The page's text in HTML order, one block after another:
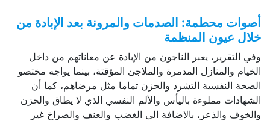
أصوات محطمة: الصدمات والمرونة بعد الإبادة من
خلال عيون المنظمة
وفي التقرير، يعبر الناجون من الإبادة عن معاناتهم من داخل
الخيام والمنازل المدمرة والملاجئ المؤقتة، بينما يواجه مختصو
الصحة النفسية التشرد والحزن تماما مثل مرضاهم، كما أن
الشهادات مملوءة باليأس والألم النفسي الذي لا يطاق والحزن
والخوف والذعر، بالاضافة الى الغضب والعنف والصراخ غير